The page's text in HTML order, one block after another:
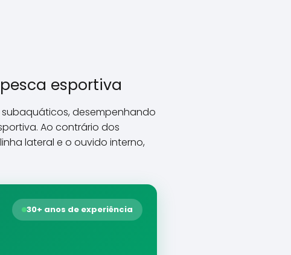
esportiva
desempenhando
Ao contrário dos
lateral e o ouvido interno,
30+ anos de experiência